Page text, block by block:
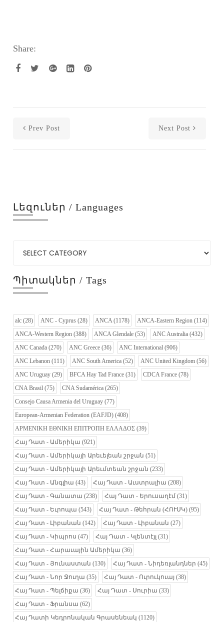
Share:
Prev Post Next Post
Լեզուներ / Languages
Պիտակներ / Tags
alc (28) ANC - Cyprus (28) ANCA(1178) ANCA-Eastern Region (114)
ANCA-Western Region (388) ANCA Glendale (53) ANC Australia (432)
ANC Canada (270) ANC Greece (36) ANC International (906)
ANC Lebanon (111) ANC South America (52) ANC United Kingdom (56)
ANC Uruguay (29) BFCA Hay Tad France (31) CDCA France (78)
CNA Brasil (75) CNA Sudamérica (265)
Consejo Causa Armenia del Uruguay (77)
European-Armenian Federation (EAFJD) (408)
ΑΡΜΕΝΙΚΗ ΕΘΝΙΚΗ ΕΠΙΤΡΟΠΗ ΕΛΛΑΔΟΣ (39)
Հայ Դատ - Ամերիկա (921)
Հայ Դատ - Ամերիկայի Արեւելեան շրջան (51)
Հայ Դատ - Ամերիկայի Արեւմտեան շրջան (233)
Հայ Դատ - Անգլիա (43) Հայ Դատ - Աւստրալիա (208)
Հայ Դատ - Գանատա (238) Հայ Դատ - Երուսաղէմ (31)
Հայ Դատ - Եւրոպա (543) Հայ Դատ - Թեհրան (ՀՈՒՍԿ) (95)
Հայ Դատ - Լիբանան (142) Հայ Դատ - Լիբանան (27)
Հայ Դատ - Կիպրոս (47) Հայ Դատ - Կլենտէյլ (31)
Հայ Դատ - Հարաւային Ամերիկա (36)
Հայ Դատ - Յունաստան (130) Հայ Դատ - Նիդեռլանդներ (45)
Հայ Դատ - Նոր Ջուղա (35) Հայ Դատ - Ուրուկուայ (38)
Հայ Դատ - Պելճիքա (36) Հայ Դատ - Սուրիա (33)
Հայ Դատ - Ֆրանսա (62)
Հայ Դատի Կեդրոնական Գրասենեակ (1120)